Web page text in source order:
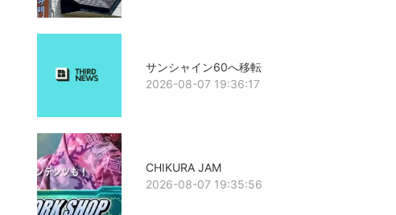
サンシャイン60へ移転
2026-08-07 19:36:17
CHIKURA JAM
2026-08-07 19:35:56